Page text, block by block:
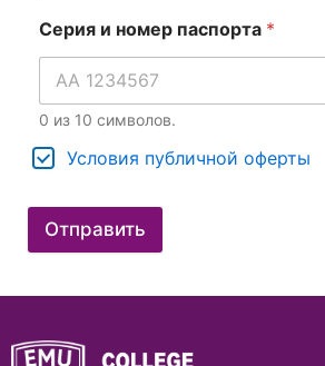
Серия и номер паспорта *
0 из 10 символов.
Условия публичной оферты
Отправить